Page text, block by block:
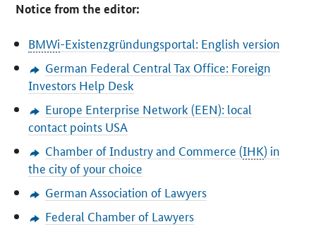
Notice from the editor:
BMWi-Existenzgründungsportal: English version
German Federal Central Tax Office: Foreign
Investors Help Desk
Europe Enterprise Network (EEN): local
contact points USA
Chamber of Industry and Commerce (IHK) in
the city of your choice
German Association of Lawyers
Federal Chamber of Lawyers